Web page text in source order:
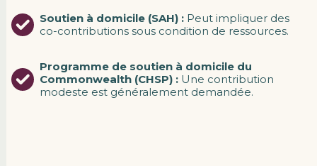
Soutien à domicile (SAH) : Peut impliquer des
co-contributions sous condition de ressources.
Programme de soutien à domicile du
Commonwealth (CHSP) : Une contribution
modeste est généralement demandée.